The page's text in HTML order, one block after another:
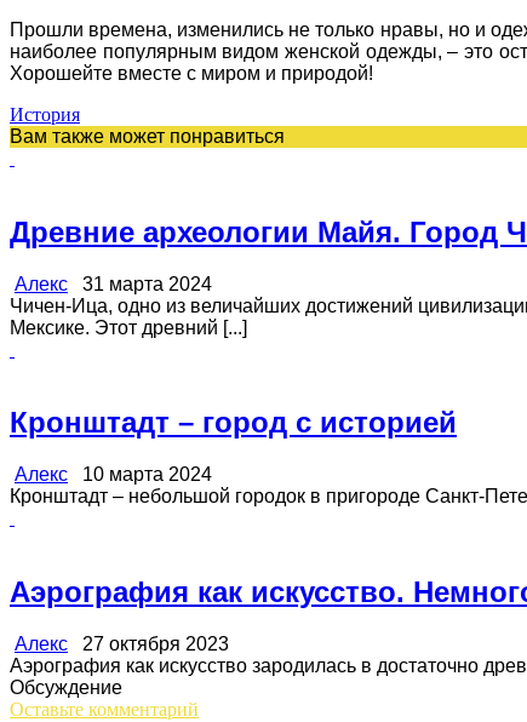
Прошли времена, изменились не только нравы, но и
наиболее популярным видом женской одежды, – это
Хорошейте вместе с миром и природой!
История
Вам также может понравиться
Древние археологии Майя. Город
Алекс 31 марта 2024
Чичен-Ица, одно из величайших достижений
Мексике. Этот древний [...]
Кронштадт – город с историей
Алекс 10 марта 2024
Кронштадт – небольшой городок в пригороде Санкт-
Аэрография как искусство.
Алекс 27 октября 2023
Аэрография как искусство зародилась в достаточно
Обсуждение
Оставьте комментарий